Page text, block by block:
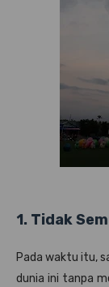
1. Tidak
Pada waktu itu,
dunia ini tanpa